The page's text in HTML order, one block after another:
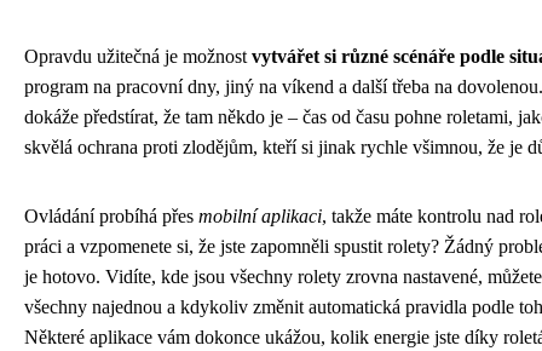
Opravdu užitečná je možnost vytvářet si různé scénáře podle
program na pracovní dny, jiný na víkend a další třeba na
dokáže předstírat, že tam někdo je – čas od času pohne roletami,
skvělá ochrana proti zlodějům, kteří si jinak rychle všimnou, že je
Ovládání probíhá přes mobilní aplikaci, takže máte kontrolu nad
práci a vzpomenete si, že jste zapomněli spustit rolety? Žádný
je hotovo. Vidíte, kde jsou všechny rolety zrovna nastavené,
všechny najednou a kdykoliv změnit automatická pravidla podle
Některé aplikace vám dokonce ukážou, kolik energie jste díky